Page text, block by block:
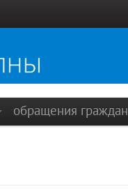
обращения граждан